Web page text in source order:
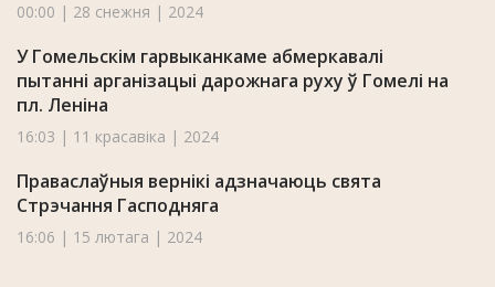
00:00 | 28 снежня | 2024
У Гомельскім гарвыканкаме абмеркавалі
пытанні арганізацыі дарожнага руху ў Гомелі на
пл. Леніна
16:03 | 11 красавіка | 2024
Праваслаўныя вернікі адзначаюць свята
Стрэчання Гасподняга
16:06 | 15 лютага | 2024